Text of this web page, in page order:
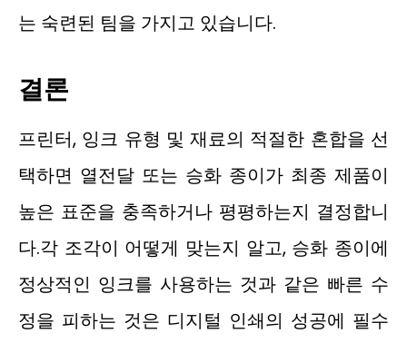
는 숙련된 팀을 가지고 있습니다.
결론
프린터, 잉크 유형 및 재료의 적절한 혼합을 선
택하면 열전달 또는 승화 종이가 최종 제품이
높은 표준을 충족하거나 평평하는지 결정합니
다.각 조각이 어떻게 맞는지 알고, 승화 종이에
정상적인 잉크를 사용하는 것과 같은 빠른 수
정을 피하는 것은 디지털 인쇄의 성공에 필수